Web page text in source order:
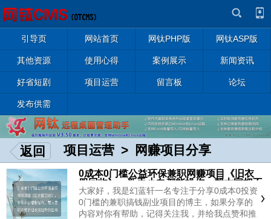
引导页 网站首页 网钛PHP版 网钛ASP版
其他资源 使用心得 案例展示 新闻资讯
好省短剧 项目运营 留言板 论坛
发布供需
返回 项目运营 > 网赚项目分享
0成本0门槛公益环保兼职网赚项目《旧衣
服回收》，新手小白都能操作，帮大家把不
要的旧衣服旧鞋包旧书旧家电等变现，赶紧
来换钱！
大家好，我是幻蓝轩一名专注于分享0成本0投资
0门槛的兼职搞钱副业项目的博主，如果分享的
内容对你有帮助，记得关注我，并给我点赞和推